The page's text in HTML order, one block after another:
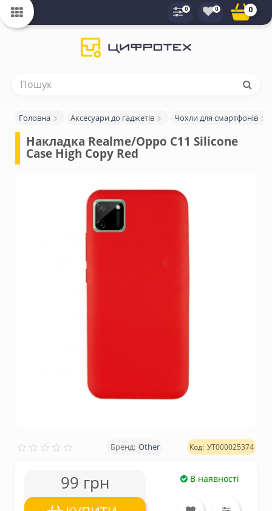
0
0 0
Головна Аксесуари до гаджетів Чохли для смартфонів
Накладка Realme/Oppo C11 Silicone
Case High Copy Red
Other УТ000025374
99 грн В наявності